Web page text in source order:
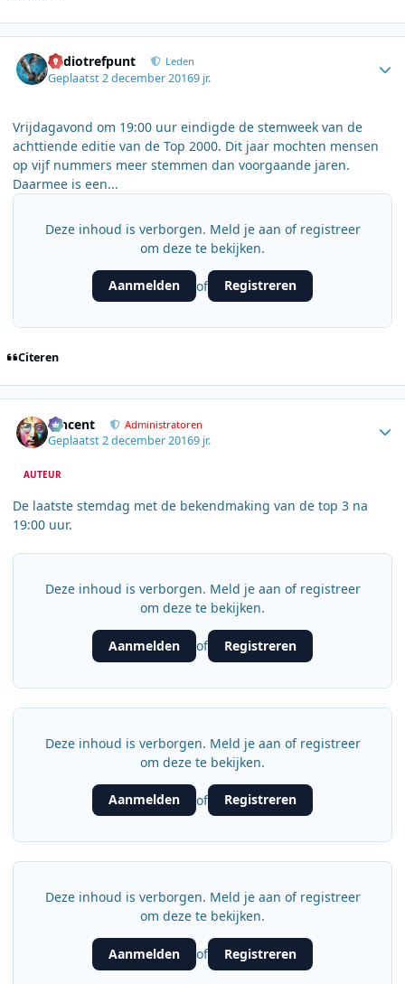
Radiotrefpunt Leden
Geplaatst2 december 20169 jr.
Vrijdagavond om 19:00 uur eindigde de stemweek van de
achttiende editie van de Top 2000. Dit jaar mochten mensen
op vijf nummers meer stemmen dan voorgaande jaren.
Daarmee is een...
Deze inhoud is verborgen. Meld je aan of registreer
om deze te bekijken.
Aanmelden of Registreren
Citeren
Vincent Administratoren
Geplaatst2 december 20169 jr.
AUTEUR
De laatste stemdag met de bekendmaking van de top 3 na
19:00 uur.
Deze inhoud is verborgen. Meld je aan of registreer
om deze te bekijken.
Aanmelden of Registreren
Deze inhoud is verborgen. Meld je aan of registreer
om deze te bekijken.
Aanmelden of Registreren
Deze inhoud is verborgen. Meld je aan of registreer
om deze te bekijken.
Aanmelden of Registreren